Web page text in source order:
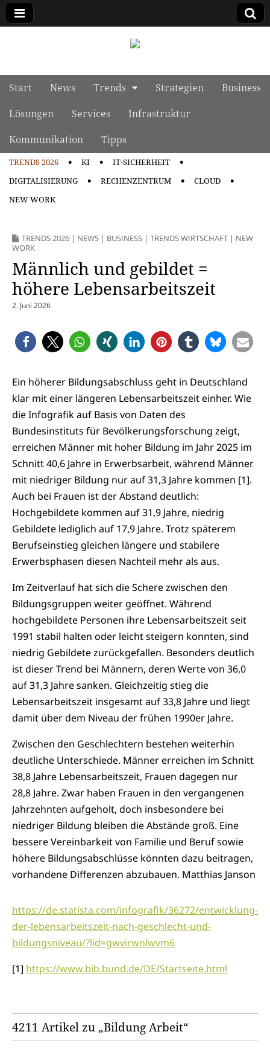
Main menu
Skip to content
Start News Trends Strategien
Business
Lösungen
Services
Infrastruktur
Kommunikation
Tipps
TRENDS 2026 KI
IT-SICHERHEIT
DIGITALISIERUNG
RECHENZENTRUM
CLOUD
NEW WORK
TRENDS 2026 | NEWS | BUSINESS | TRENDS WIRTSCHAFT | NEW
WORK
Männlich und gebildet =
höhere Lebensarbeitszeit
2. Juni 2026
Ein höherer Bildungsabschluss geht in Deutschland
klar mit einer längeren Lebensarbeitszeit einher. Wie
die Infografik auf Basis von Daten des
Bundesinstituts für Bevölkerungsforschung zeigt,
erreichen Männer mit hoher Bildung im Jahr 2025 im
Schnitt 40,6 Jahre in Erwerbsarbeit, während Männer
mit niedriger Bildung nur auf 31,3 Jahre kommen [1].
Auch bei Frauen ist der Abstand deutlich:
Hochgebildete kommen auf 31,9 Jahre, niedrig
Gebildete lediglich auf 17,9 Jahre. Trotz späterem
Berufseinstieg gleichen längere und stabilere
Erwerbsphasen diesen Nachteil mehr als aus.
Im Zeitverlauf hat sich die Schere zwischen den
Bildungsgruppen weiter geöffnet. Während
hochgebildete Personen ihre Lebensarbeitszeit seit
1991 stabil halten oder leicht steigern konnten, sind
niedrig Gebildete zurückgefallen. Besonders deutlich
ist dieser Trend bei Männern, deren Werte von 36,0
auf 31,3 Jahre sanken. Gleichzeitig stieg die
Lebensarbeitszeit insgesamt auf 33,8 Jahre und liegt
damit über dem Niveau der frühen 1990er Jahre.
Zwischen den Geschlechtern bestehen weiterhin
deutliche Unterschiede. Männer erreichen im Schnitt
38,8 Jahre Lebensarbeitszeit, Frauen dagegen nur
28,8 Jahre. Zwar haben Frauen in den vergangenen
Jahrzehnten aufgeholt, doch insbesondere bei
niedriger Bildung bleiben die Abstände groß. Eine
bessere Vereinbarkeit von Familie und Beruf sowie
höhere Bildungsabschlüsse könnten dazu beitragen,
vorhandene Differenzen abzubauen. Matthias Janson
https://de.statista.com/infografik/36272/entwicklung-
der-lebensarbeitszeit-nach-geschlecht-und-
bildungsniveau/?lid=gwvirwnlwvm6
[1] https://www.bib.bund.de/DE/Startseite.html
4211 Artikel zu „Bildung Arbeit“